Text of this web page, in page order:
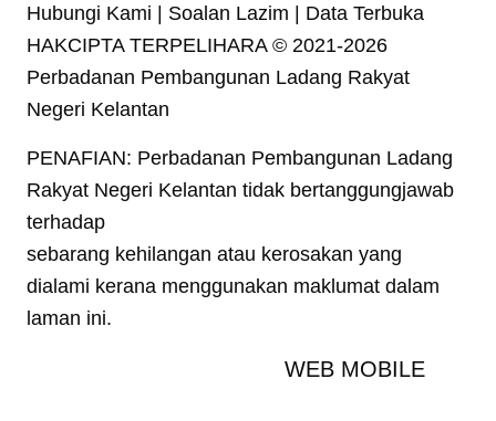
Hubungi Kami | Soalan Lazim | Data Terbuka
HAKCIPTA TERPELIHARA © 2021-2026
Perbadanan Pembangunan Ladang Rakyat
Negeri Kelantan
PENAFIAN: Perbadanan Pembangunan Ladang
Rakyat Negeri Kelantan tidak bertanggungjawab
terhadap
sebarang kehilangan atau kerosakan yang
dialami kerana menggunakan maklumat dalam
laman ini.
WEB MOBILE